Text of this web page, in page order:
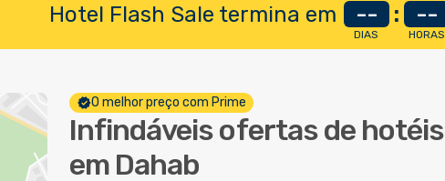
Hotel Flash Sale termina em --
DIAS
: --
HORAS
O melhor preço com Prime
Infindáveis ofertas de hotéis
em Dahab